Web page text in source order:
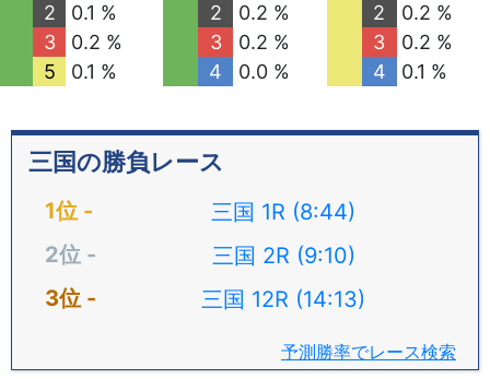
2
0.1 %
3
0.2 %
5
0.1 %
2
0.2 %
3
0.2 %
4
0.0 %
2
0.2 %
3
0.2 %
4
0.1 %
三国の勝負レース
三国 1R (8:44)
三国 2R (9:10)
三国 12R (14:13)
予測勝率でレース検索